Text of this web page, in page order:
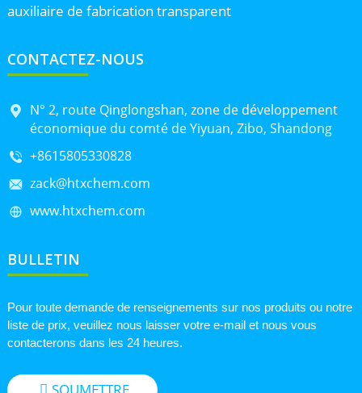
auxiliaire de fabrication transparent
CONTACTEZ-NOUS
N° 2, route Qinglongshan, zone de développement
économique du comté de Yiyuan, Zibo, Shandong
+8615805330828
zack@htxchem.com
www.htxchem.com
BULLETIN
Pour toute demande de renseignements sur nos produits ou notre
liste de prix, veuillez nous laisser votre e-mail et nous vous
contacterons dans les 24 heures.